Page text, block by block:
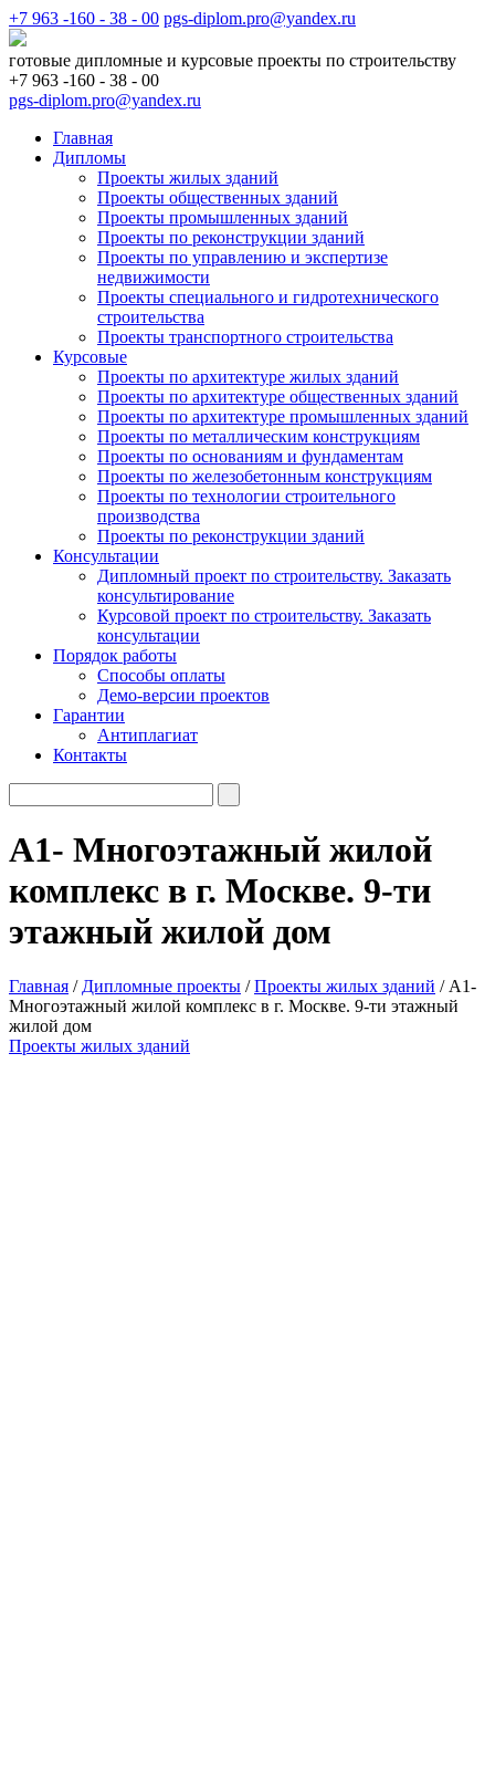
+7 963 -160 - 38 - 00 pgs-diplom.pro@yandex.ru
готовые дипломные и курсовые проекты по строительству
+7 963 -160 - 38 - 00
pgs-diplom.pro@yandex.ru
Главная
Дипломы
Проекты жилых зданий
Проекты общественных зданий
Проекты промышленных зданий
Проекты по реконструкции зданий
Проекты по управлению и экспертизе
недвижимости
Проекты специального и гидротехнического
строительства
Проекты транспортного строительства
Курсовые
Проекты по архитектуре жилых зданий
Проекты по архитектуре общественных зданий
Проекты по архитектуре промышленных зданий
Проекты по металлическим конструкциям
Проекты по основаниям и фундаментам
Проекты по железобетонным конструкциям
Проекты по технологии строительного
производства
Проекты по реконструкции зданий
Консультации
Дипломный проект по строительству. Заказать
консультирование
Курсовой проект по строительству. Заказать
консультации
Порядок работы
Способы оплаты
Демо-версии проектов
Гарантии
Антиплагиат
Контакты
А1- Многоэтажный жилой
комплекс в г. Москве. 9-ти
этажный жилой дом
Главная / Дипломные проекты /Проекты жилых зданий / А1-
Многоэтажный жилой комплекс в г. Москве. 9-ти этажный
жилой дом
Проекты жилых зданий